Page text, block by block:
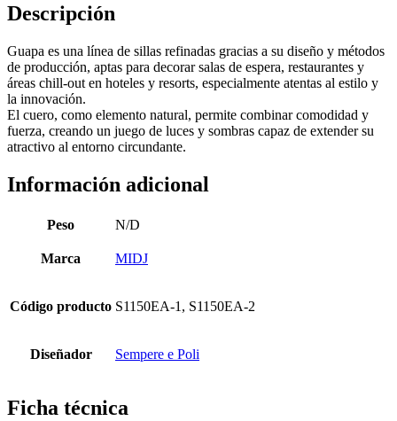
Descripción
Guapa es una línea de sillas refinadas gracias a su diseño y métodos
de producción, aptas para decorar salas de espera, restaurantes y
áreas chill-out en hoteles y resorts, especialmente atentas al estilo y
la innovación.
El cuero, como elemento natural, permite combinar comodidad y
fuerza, creando un juego de luces y sombras capaz de extender su
atractivo al entorno circundante.
Información adicional
Peso N/D
Marca MIDJ
Código producto S1150EA-1, S1150EA-2
Diseñador Sempere e Poli
Ficha técnica